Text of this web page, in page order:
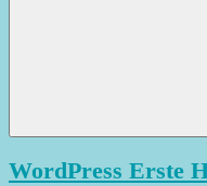
WordPress Erste